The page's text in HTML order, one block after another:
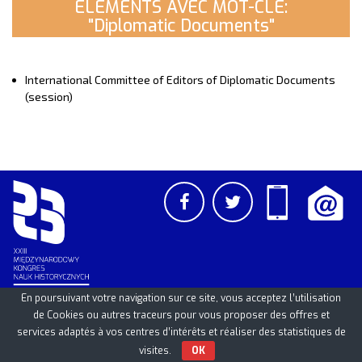
ELEMENTS AVEC MOT-CLE:
"Diplomatic Documents"
International Committee of Editors of Diplomatic Documents
(session)
En poursuivant votre navigation sur ce site, vous acceptez l’utilisation
de Cookies ou autres traceurs pour vous proposer des offres et
services adaptés à vos centres d’intérêts et réaliser des statistiques de
visites.
OK